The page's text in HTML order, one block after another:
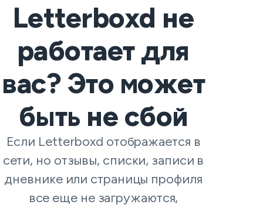
Letterboxd не
работает для
вас? Это может
быть не сбой
Если Letterboxd отображается в
сети, но отзывы, списки, записи в
дневнике или страницы профиля
все еще не загружаются,